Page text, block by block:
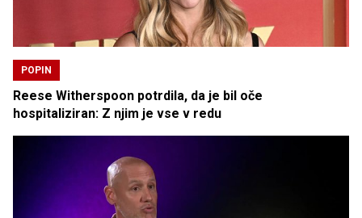
POPIN
Reese Witherspoon potrdila, da je bil oče
hospitaliziran: Z njim je vse v redu